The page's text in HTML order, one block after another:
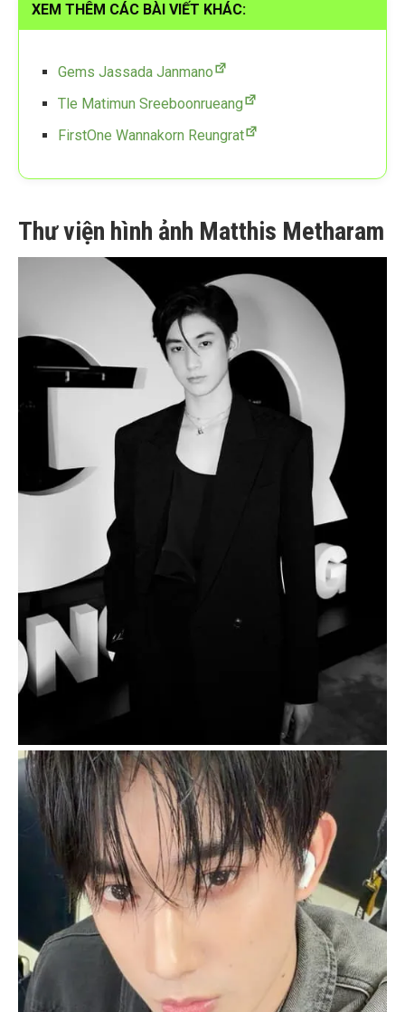
XEM THÊM CÁC BÀI VIẾT KHÁC:
Gems Jassada Janmano
Tle Matimun Sreeboonrueang
FirstOne Wannakorn Reungrat
Thư viện hình ảnh Matthis Metharam